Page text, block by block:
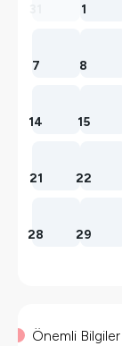
1
7 8
14 15
21 22
28 29
Önemli Bilgiler